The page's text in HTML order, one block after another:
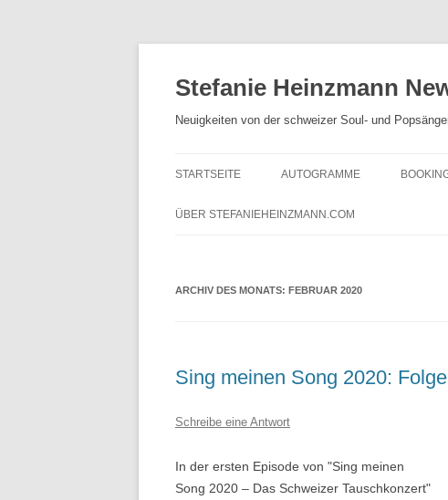
Stefanie Heinzmann
Neuigkeiten von der schweizer Soul- und
STARTSEITE AUTOGRAMME
ÜBER STEFANIEHEINZMANN.COM
ARCHIV DES MONATS: FEBRUAR 2020
Sing meinen Song 2020:
Schreibe eine Antwort
In der ersten Episode von "Sing meinen
Song 2020 – Das Schweizer Tauschkonzert"